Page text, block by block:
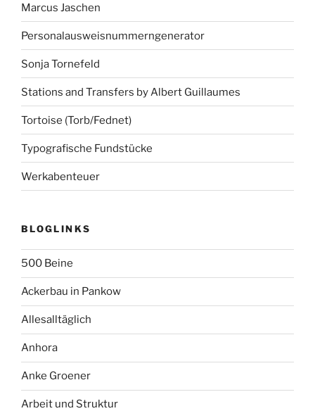
Marcus Jaschen
Personalausweisnummerngenerator
Sonja Tornefeld
Stations and Transfers by Albert Guillaumes
Tortoise (Torb/Fednet)
Typografische Fundstücke
Werkabenteuer
BLOGLINKS
500 Beine
Ackerbau in Pankow
Allesalltäglich
Anhora
Anke Groener
Arbeit und Struktur